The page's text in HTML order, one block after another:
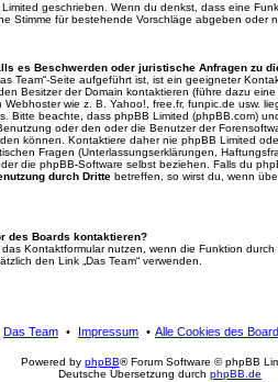
geschrieben. Wenn du denkst, dass eine
Stimme für bestehende Vorschläge abgeben oder
es Beschwerden oder juristische Anfragen zu
Team“-Seite aufgeführt ist, ist ein geeigneter
Besitzer der Domain kontaktieren (führe dazu eine
Webhoster wie z. B. Yahoo!, free.fr, funpic.de usw.
Bitte beachte, dass phpBB Limited (phpBB.com)
oder den oder die Benutzer der
können. Kontaktiere daher nie phpBB Limited
Fragen (Unterlassungserklärungen,
die phpBB-Software selbst beziehen. Falls du
durch Dritte betreffen, so wirst du, wenn
des Boards kontaktieren?
Kontaktformular nutzen, wenn die Funktion
den Link „Das Team“ verwenden.
Alle Cookies des
Impressum
Das Team
Powered by phpBB® Forum Software © phpBB
Deutsche Übersetzung durch phpBB.de